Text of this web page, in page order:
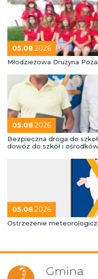
05.08.2026
Młodzieżowa Drużyna
05.08.2026
Bezpieczna droga do
dowóz do szkół i ośrodków
05.08.2026
Ostrzeżenie
Gmina